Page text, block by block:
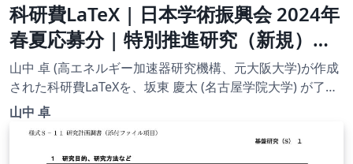
科研費LaTeX | 日本学術振興会 2024年
春夏応募分 | 特別推進研究（新規）・
日本語版その２ | 2024.04.12
山中 卓 (高エネルギー加速器研究機構、元大阪大学)が作成
された科研費LaTeXを、坂東 慶太 (名古屋学院大学) が了承
を得てテンプレート登録しています。 詳細はこちら↓をご
山中 卓